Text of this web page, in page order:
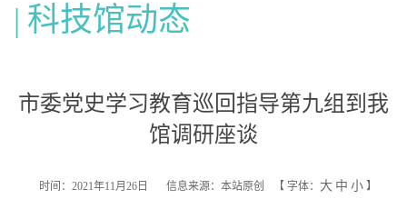
科技馆动态
市委党史学习教育巡回指导第九组到我
馆调研座谈
时间：2021年11月26日 信息来源：本站原创 【 字体： 大 中 小 】